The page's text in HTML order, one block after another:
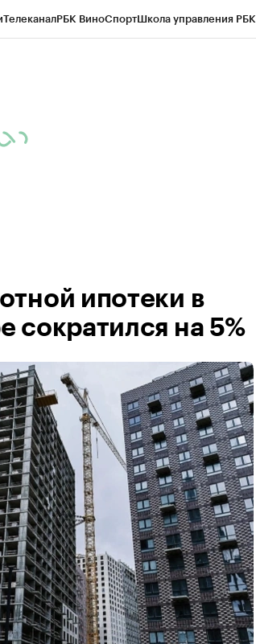
ТелеканалРБК ВиноСпортШкола управления РБК
ипотеки в
сократился на 5%